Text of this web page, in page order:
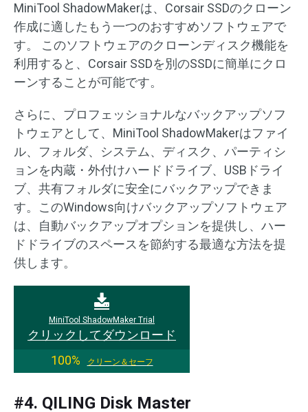
​MiniTool ShadowMakerは、Corsair SSDのクローン
作成に適したもう一つのおすすめソフトウェアで
す。 このソフトウェアのクローンディスク機能を
利用すると、Corsair SSDを別のSSDに簡単にクロ
ーンすることが可能です。
さらに、プロフェッショナルなバックアップソフ
トウェアとして、MiniTool ShadowMakerはファイ
ル、フォルダ、システム、ディスク、パーティシ
ョンを内蔵・外付けハードドライブ、USBドライ
ブ、共有フォルダに安全にバックアップできま
す。このWindows向けバックアップソフトウェア
は、自動バックアップオプションを提供し、ハー
ドドライブのスペースを節約する最適な方法を提
供します。
MiniTool ShadowMaker Trial
クリックしてダウンロード
100%
クリーン＆セーフ
#4. QILING Disk Master